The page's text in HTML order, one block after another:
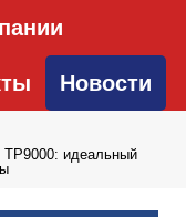
Новости
TP9000: идеальный